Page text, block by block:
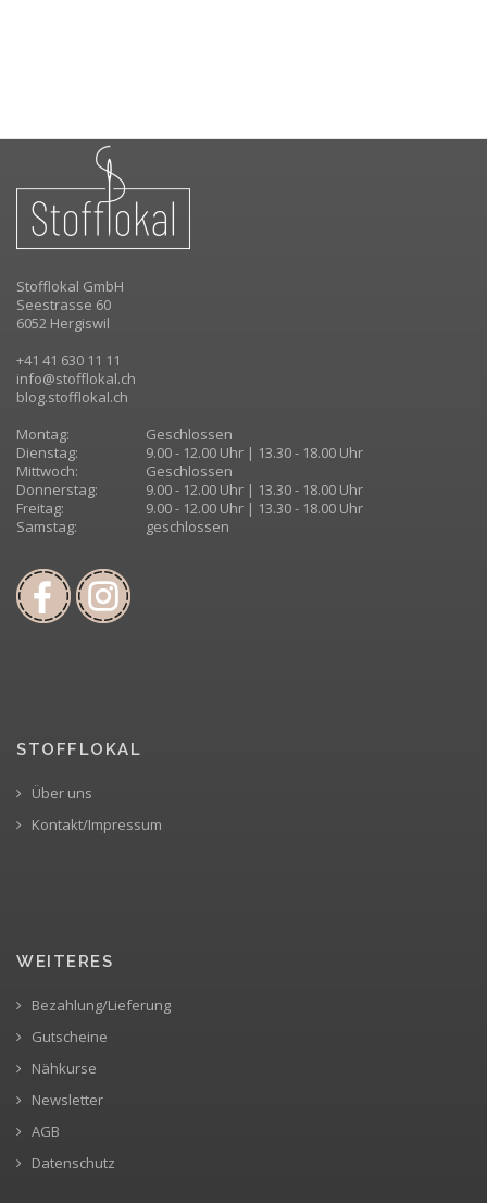
Stofflokal GmbH
Seestrasse 60
6052 Hergiswil
+41 41 630 11 11
info@stofflokal.ch
blog.stofflokal.ch
Montag:
Geschlossen
Dienstag:
9.00 - 12.00 Uhr | 13.30 - 18.00 Uhr
Mittwoch:
Geschlossen
Donnerstag:
9.00 - 12.00 Uhr | 13.30 - 18.00 Uhr
Freitag:
9.00 - 12.00 Uhr | 13.30 - 18.00 Uhr
Samstag:
geschlossen
STOFFLOKAL
Über uns
Kontakt/Impressum
WEITERES
Bezahlung/Lieferung
Gutscheine
Nähkurse
Newsletter
AGB
Datenschutz